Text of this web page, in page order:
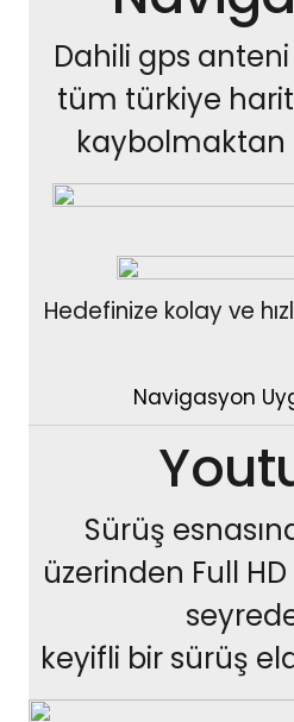
Dahili gps
tüm türkiye
kaybolmaktan
Hedefinize kolay ve
Navigasyon
Sürüş
üzerinden Full
keyifli bir sürüş